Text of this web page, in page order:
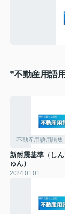
”不動産用語
不動産用語用語集
新耐震基準（し
ゅん）
2024.01.01